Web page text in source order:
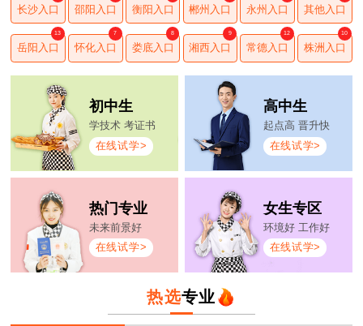
长沙入口 邵阳入口 衡阳入口 郴州入口 永州入口 其他入口
岳阳入口
13
怀化入口
7
娄底入口
8
湘西入口
9
常德入口
12
株洲入口
10
初中生
学技术 考证书
在线试学>
高中生
起点高 晋升快
在线试学>
热门专业
未来前景好
在线试学>
女生专区
环境好 工作好
在线试学>
热选专业